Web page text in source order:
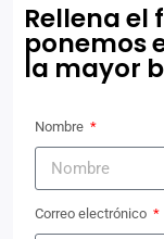
Rellena el
ponemos
la mayor
Nombre
Correo electrónico